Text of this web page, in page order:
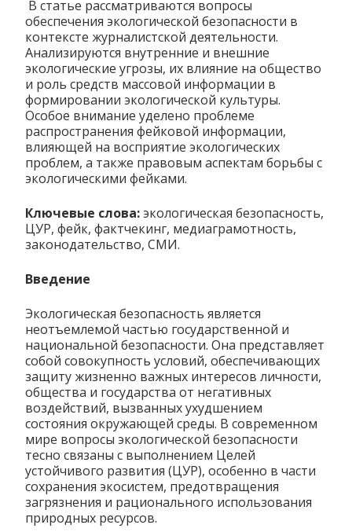
В статье рассматриваются вопросы
обеспечения экологической безопасности в
контексте журналистской деятельности.
Анализируются внутренние и внешние
экологические угрозы, их влияние на общество
и роль средств массовой информации в
формировании экологической культуры.
Особое внимание уделено проблеме
распространения фейковой информации,
влияющей на восприятие экологических
проблем, а также правовым аспектам борьбы с
экологическими фейками.
Ключевые слова:экологическая безопасность,
ЦУР, фейк, фактчекинг, медиаграмотность,
законодательство, СМИ.
Введение
Экологическая безопасность является
неотъемлемой частью государственной и
национальной безопасности. Она представляет
собой совокупность условий, обеспечивающих
защиту жизненно важных интересов личности,
общества и государства от негативных
воздействий, вызванных ухудшением
состояния окружающей среды. В современном
мире вопросы экологической безопасности
тесно связаны с выполнением Целей
устойчивого развития (ЦУР), особенно в части
сохранения экосистем, предотвращения
загрязнения и рационального использования
природных ресурсов.